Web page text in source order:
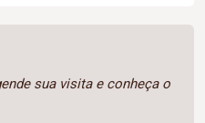
sua visita e conheça o